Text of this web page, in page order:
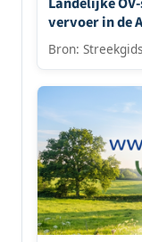
vervoer in de
Bron: